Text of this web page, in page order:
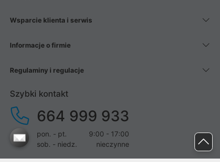
Wsparcie klienta i serwis
Informacje o firmie
Regulaminy i regulacje
Szybki kontakt
664 999 933
pon. - pt.
9:00 - 17:00
sob. - niedz.
nieczynne